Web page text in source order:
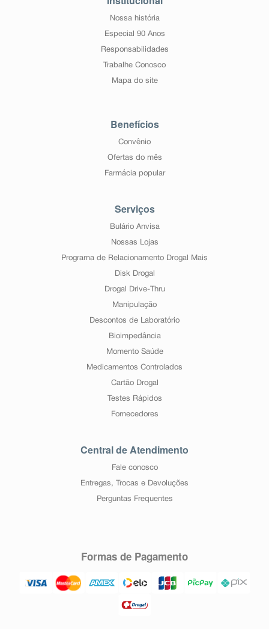
Nossa história
Especial 90 Anos
Responsabilidades
Trabalhe Conosco
Mapa do site
Benefícios
Convênio
Ofertas do mês
Farmácia popular
Serviços
Bulário Anvisa
Nossas Lojas
Programa de Relacionamento Drogal Mais
Disk Drogal
Drogal Drive-Thru
Manipulação
Descontos de Laboratório
Bioimpedância
Momento Saúde
Medicamentos Controlados
Cartão Drogal
Testes Rápidos
Fornecedores
Central de Atendimento
Fale conosco
Entregas, Trocas e Devoluções
Perguntas Frequentes
Formas de Pagamento